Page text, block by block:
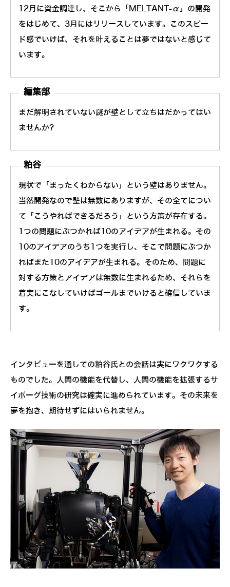
12月に資金調達し、そこから「MELTANT-α」の開発
をはじめて、3月にはリリースしています。このスピー
ド感でいけば、それを叶えることは夢ではないと感じて
います。
編集部
まだ解明されていない謎が壁として立ちはだかってはい
ませんか?
粕谷
現状で「まったくわからない」という壁はありません。
当然開発なので壁は無数にありますが、その全てについ
て「こうやればできるだろう」という方策が存在する。
1つの問題にぶつかれば10のアイデアが生まれる。その
10のアイデアのうち1つを実行し、そこで問題にぶつか
ればまた10のアイデアが生まれる。そのため、問題に
対する方策とアイデアは無数に生まれるため、それらを
着実にこなしていけばゴールまでいけると確信していま
す。
インタビューを通しての粕谷氏との会話は実にワクワクする
ものでした。人間の機能を代替し、人間の機能を拡張するサ
イボーグ技術の研究は確実に進められています。その未来を
夢を抱き、期待せずにはいられません。